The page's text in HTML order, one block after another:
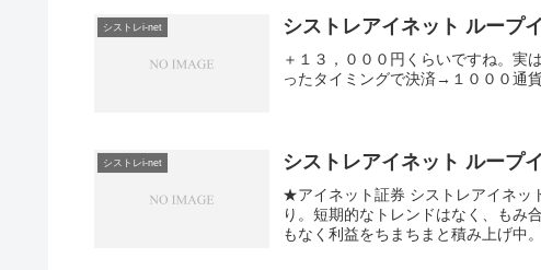
シストレi-net シストレアイネット ループ
＋１３，０００円くらいですね。実
ったタイミングで決済→１０００通
シストレi-net シストレアイネット ループ
★アイネット証券 シストレアイネッ
り。短期的なトレンドはなく、もみ
もなく利益をちまちまと積み上げ中